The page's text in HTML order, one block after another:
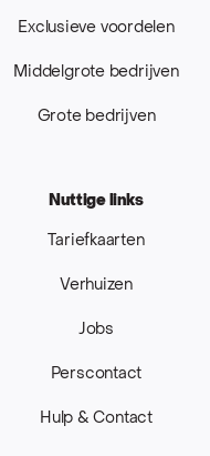
Exclusieve voordelen
Middelgrote bedrijven
Grote bedrijven
Nuttige links
Tariefkaarten
Verhuizen
Jobs
Perscontact
Hulp & Contact